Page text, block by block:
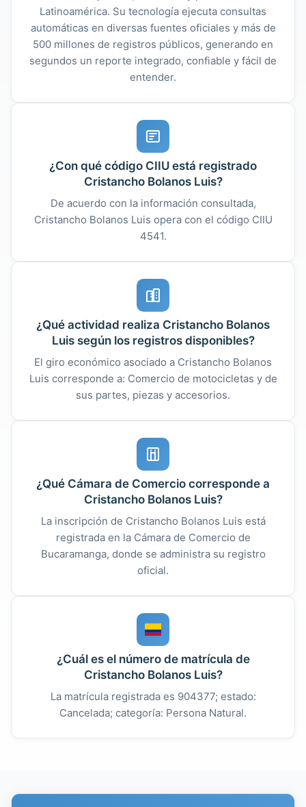
Latinoamérica. Su tecnología ejecuta consultas
automáticas en diversas fuentes oficiales y más de
500 millones de registros públicos, generando en
segundos un reporte integrado, confiable y fácil de
entender.
¿Con qué código CIIU está registrado
Cristancho Bolanos Luis?
De acuerdo con la información consultada,
Cristancho Bolanos Luis opera con el código CIIU
4541.
¿Qué actividad realiza Cristancho Bolanos
Luis según los registros disponibles?
El giro económico asociado a Cristancho Bolanos
Luis corresponde a: Comercio de motocicletas y de
sus partes, piezas y accesorios.
¿Qué Cámara de Comercio corresponde a
Cristancho Bolanos Luis?
La inscripción de Cristancho Bolanos Luis está
registrada en la Cámara de Comercio de
Bucaramanga, donde se administra su registro
oficial.
¿Cuál es el número de matrícula de
Cristancho Bolanos Luis?
La matrícula registrada es 904377; estado:
Cancelada; categoría: Persona Natural.